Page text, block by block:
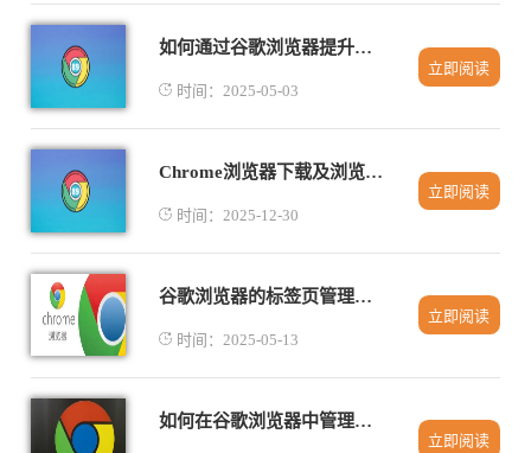
如何通过谷歌浏览器提升网页兼容性
时间：2025-05-03
立即阅读
Chrome浏览器下载及浏览器扩展配置完整操作
时间：2025-12-30
立即阅读
谷歌浏览器的标签页管理功能对比Safari
时间：2025-05-13
立即阅读
如何在谷歌浏览器中管理浏览数据同步提升安全性
立即阅读